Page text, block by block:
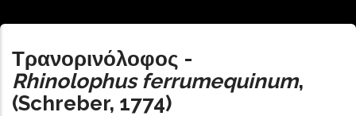
Τρανορινόλοφος -
Rhinolophus ferrumequinum,
(Schreber, 1774)